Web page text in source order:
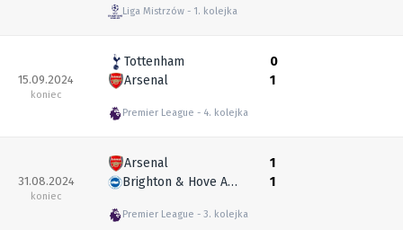
Liga Mistrzów 1. kolejka
15.09.2024
koniec
Tottenham
Arsenal
Premier League 4. kolejka
0
1
31.08.2024
koniec
Arsenal
Brighton & Hove Albion
Premier League 3. kolejka
1
1